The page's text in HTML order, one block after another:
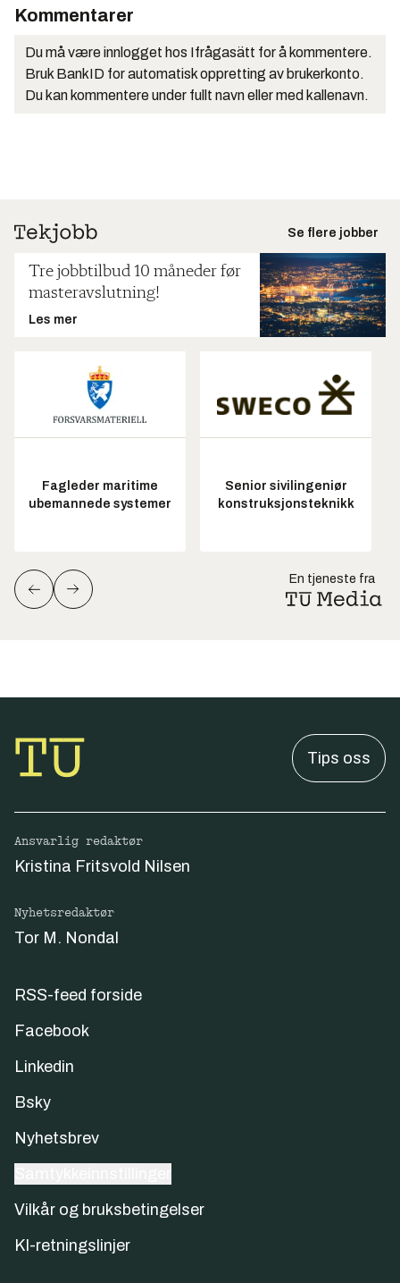
Kommentarer
Du må være innlogget hos Ifrågasätt for å kommentere.
Bruk BankID for automatisk oppretting av brukerkonto.
Du kan kommentere under fullt navn eller med kallenavn.
Se flere jobber
Tre jobbtilbud 10 måneder før
masteravslutning!
Les mer
Fagleder maritime
ubemannede systemer
Senior sivilingeniør
konstruksjonsteknikk
En tjeneste fra
Tips oss
Ansvarlig redaktør
Kristina Fritsvold Nilsen
Nyhetsredaktør
Tor M. Nondal
RSS-feed forside
Facebook
Linkedin
Bsky
Nyhetsbrev
Vilkår og bruksbetingelser
KI-retningslinjer